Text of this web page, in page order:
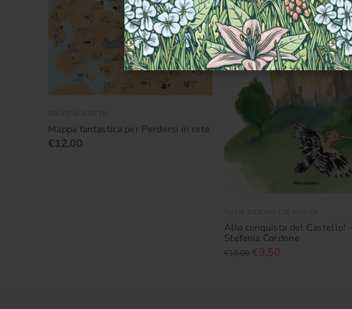
Mappa fantastica per Perdersi in rete
€12,00
Alla conquista del Castello! -
Stefania Cordone
€10,00 €9,50